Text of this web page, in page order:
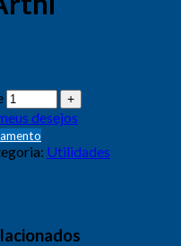
desejos
Utilidades